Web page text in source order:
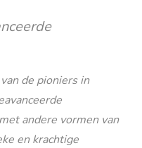
de pioniers in
andere vormen van
en krachtige